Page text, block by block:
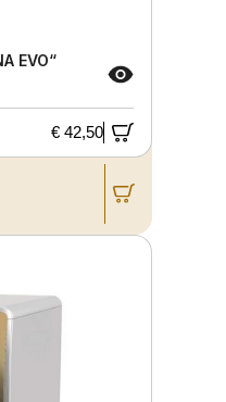
EVO“
€ 42,50